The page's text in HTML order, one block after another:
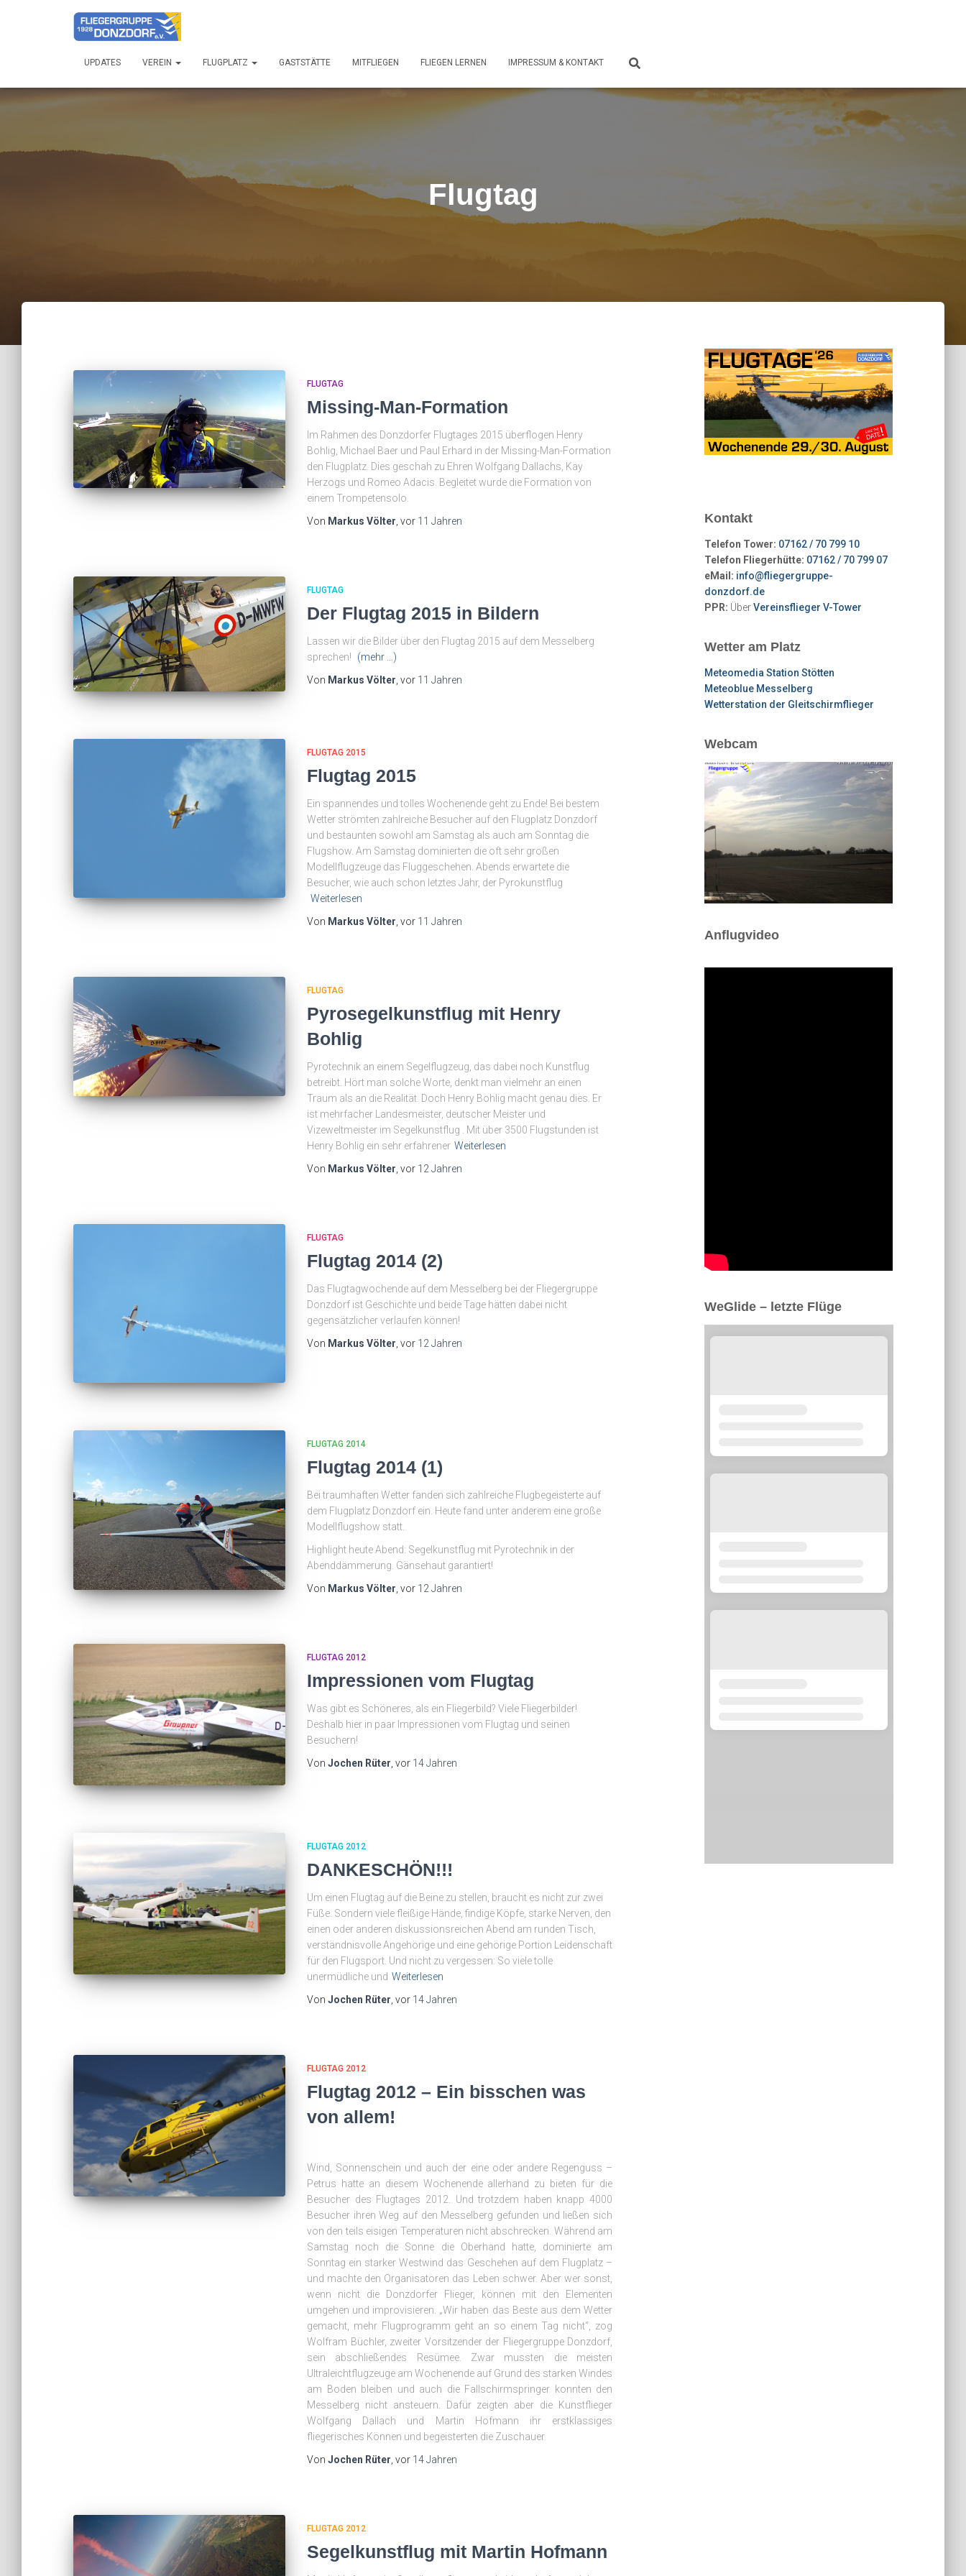
UPDATES VEREIN FLUGPLATZ GASTSTÄTTE MITFLIEGEN FLIEGEN LERNEN IMPRESSUM & KONTAKT
Flugtag
FLUGTAG
Missing-Man-Formation
Im Rahmen des Donzdorfer Flugtages 2015 überflogen Henry
Bohlig, Michael Baer und Paul Erhard in der Missing-Man-Formation
den Flugplatz. Dies geschah zu Ehren Wolfgang Dallachs, Kay
Herzogs und Romeo Adacis. Begleitet wurde die Formation von
einem Trompetensolo.
Von Markus Völter , vor 11 Jahren
FLUGTAG
Der Flugtag 2015 in Bildern
Lassen wir die Bilder über den Flugtag 2015 auf dem Messelberg
sprechen!
(mehr …)
Von Markus Völter , vor 11 Jahren
FLUGTAG 2015
Flugtag 2015
Ein spannendes und tolles Wochenende geht zu Ende! Bei bestem
Wetter strömten zahlreiche Besucher auf den Flugplatz Donzdorf
und bestaunten sowohl am Samstag als auch am Sonntag die
Flugshow. Am Samstag dominierten die oft sehr großen
Modellflugzeuge das Fluggeschehen. Abends erwartete die
Besucher, wie auch schon letztes Jahr, der Pyrokunstflug
Weiterlesen
Von Markus Völter , vor 11 Jahren
FLUGTAG
Pyrosegelkunstflug mit Henry
Bohlig
Pyrotechnik an einem Segelflugzeug, das dabei noch Kunstflug
betreibt. Hört man solche Worte, denkt man vielmehr an einen
Traum als an die Realität. Doch Henry Bohlig macht genau dies. Er
ist mehrfacher Landesmeister, deutscher Meister und
Vizeweltmeister im Segelkunstflug . Mit über 3500 Flugstunden ist
Henry Bohlig ein sehr erfahrener Weiterlesen
Von Markus Völter , vor 12 Jahren
FLUGTAG
Flugtag 2014 (2)
Das Flugtagwochende auf dem Messelberg bei der Fliegergruppe
Donzdorf ist Geschichte und beide Tage hätten dabei nicht
gegensätzlicher verlaufen können!
Von Markus Völter , vor 12 Jahren
FLUGTAG 2014
Flugtag 2014 (1)
Bei traumhaften Wetter fanden sich zahlreiche Flugbegeisterte auf
dem Flugplatz Donzdorf ein. Heute fand unter anderem eine große
Modellflugshow statt.
Highlight heute Abend: Segelkunstflug mit Pyrotechnik in der
Abenddämmerung. Gänsehaut garantiert!
Von Markus Völter, vor 12 Jahren
FLUGTAG 2012
Impressionen vom Flugtag
Was gibt es Schöneres, als ein Fliegerbild? Viele Fliegerbilder!
Deshalb hier in paar Impressionen vom Flugtag und seinen
Besuchern!
Von Jochen Rüter, vor 14 Jahren
FLUGTAG 2012
DANKESCHÖN!!!
Um einen Flugtag auf die Beine zu stellen, braucht es nicht zur zwei
Füße. Sondern viele fleißige Hände, findige Köpfe, starke Nerven, den
einen oder anderen diskussionsreichen Abend am runden Tisch,
verständnisvolle Angehörige und eine gehörige Portion Leidenschaft
für den Flugsport. Und nicht zu vergessen: So viele tolle
unermüdliche und Weiterlesen
Von Jochen Rüter, vor 14 Jahren
FLUGTAG 2012
Flugtag 2012 – Ein bisschen was
von allem!
Wind, Sonnenschein und auch der eine oder andere Regenguss –
Petrus hatte an diesem Wochenende allerhand zu bieten für die
Besucher des Flugtages 2012. Und trotzdem haben knapp 4000
Besucher ihren Weg auf den Messelberg gefunden und ließen sich
von den teils eisigen Temperaturen nicht abschrecken. Während am
Samstag noch die Sonne die Oberhand hatte, dominierte am
Sonntag ein starker Westwind das Geschehen auf dem Flugplatz –
und machte den Organisatoren das Leben schwer. Aber wer sonst,
wenn nicht die Donzdorfer Flieger, können mit den Elementen
umgehen und improvisieren. „Wir haben das Beste aus dem Wetter
gemacht, mehr Flugprogramm geht an so einem Tag nicht“, zog
Wolfram Büchler, zweiter Vorsitzender der Fliegergruppe Donzdorf,
sein abschließendes Resümee. Zwar mussten die meisten
Ultraleichtflugzeuge am Wochenende auf Grund des starken Windes
am Boden bleiben und auch die Fallschirmspringer konnten den
Messelberg nicht ansteuern. Dafür zeigten aber die Kunstflieger
Wolfgang Dallach und Martin Hofmann ihr erstklassiges
fliegerisches Können und begeisterten die Zuschauer.
Von Jochen Rüter, vor 14 Jahren
FLUGTAG 2012
Segelkunstflug mit Martin Hofmann
Kontakt
Telefon Tower: 07162 / 70 799 10
Telefon Fliegerhütte: 07162 / 70 799 07
eMail: info@fliegergruppe-
donzdorf.de
PPR: ÜberVereinsflieger V-Tower
Wetter am Platz
Meteomedia Station Stötten
Meteoblue Messelberg
Wetterstation der Gleitschirmflieger
Webcam
Anflugvideo
WeGlide – letzte Flüge